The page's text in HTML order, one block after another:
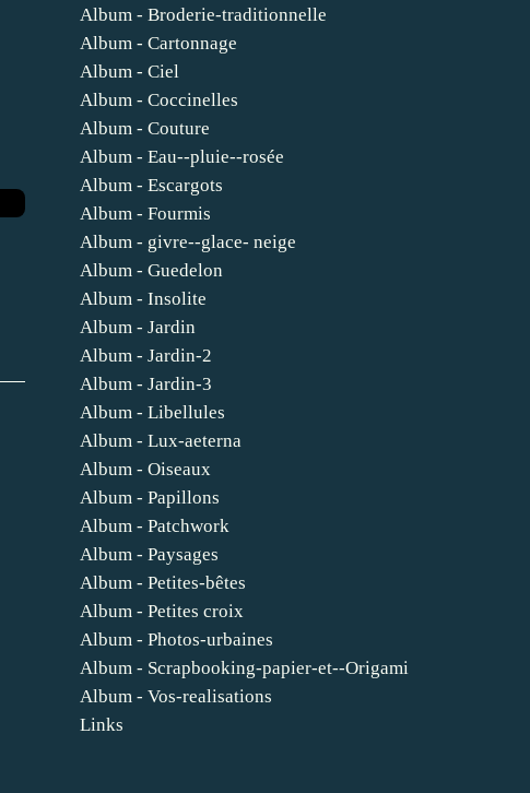
Album - Broderie-traditionnelle
Album - Cartonnage
Album - Ciel
Album - Coccinelles
Album - Couture
Album - Eau--pluie--rosée
Album - Escargots
Album - Fourmis
Album - givre--glace- neige
Album - Guedelon
Album - Insolite
Album - Jardin
Album - Jardin-2
Album - Jardin-3
Album - Libellules
Album - Lux-aeterna
Album - Oiseaux
Album - Papillons
Album - Patchwork
Album - Paysages
Album - Petites-bêtes
Album - Petites croix
Album - Photos-urbaines
Album - Scrapbooking-papier-et--Origami
Album - Vos-realisations
Links